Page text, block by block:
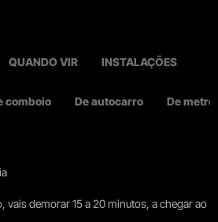
QUANDO VIR INSTALAÇÕES
comboio De autocarro De metro
vais demorar 15 a 20 minutos, a chegar ao